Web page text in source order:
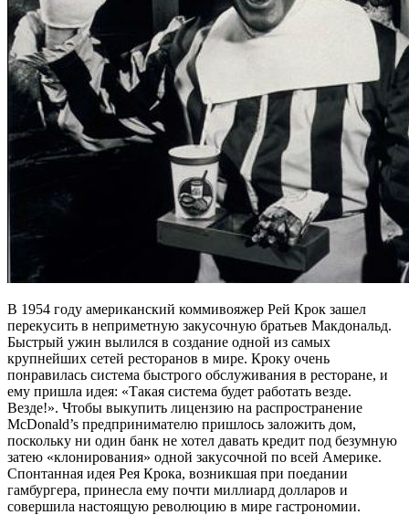
В 1954 году американский коммивояжер Рей Крок зашел
перекусить в неприметную закусочную братьев Макдональд.
Быстрый ужин вылился в создание одной из самых
крупнейших сетей ресторанов в мире. Кроку очень
понравилась система быстрого обслуживания в ресторане, и
ему пришла идея: «Такая система будет работать везде.
Везде!». Чтобы выкупить лицензию на распространение
McDonald’s предпринимателю пришлось заложить дом,
поскольку ни один банк не хотел давать кредит под безумную
затею «клонирования» одной закусочной по всей Америке.
Спонтанная идея Рея Крока, возникшая при поедании
гамбургера, принесла ему почти миллиард долларов и
совершила настоящую революцию в мире гастрономии.